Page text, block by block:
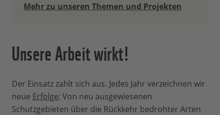
Mehr zu unseren Themen und Projekten
Unsere Arbeit wirkt!
Der Einsatz zahlt sich aus. Jedes Jahr verzeichnen wir
neue Erfolge: Von neu ausgewiesenen
Schutzgebieten über die Rückkehr bedrohter Arten